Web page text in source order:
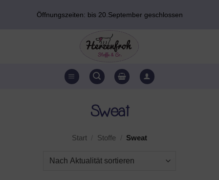
Öffnungszeiten: bis 20.September geschlossen
Sweat
Start Stoffe Sweat